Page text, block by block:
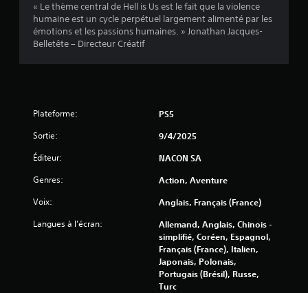
« Le thème central de Hell is Us est le fait que la violence
humaine est un cycle perpétuel largement alimenté par les
émotions et les passions humaines. » Jonathan Jacques-
Belletête – Directeur Créatif
Plateforme: PS5
Sortie: 9/4/2025
Éditeur: NACON SA
Genres: Action, Aventure
Voix: Anglais, Français (France)
Langues à l’écran:
Allemand, Anglais, Chinois -
simplifié, Coréen, Espagnol,
Français (France), Italien,
Japonais, Polonais,
Portugais (Brésil), Russe,
Turc